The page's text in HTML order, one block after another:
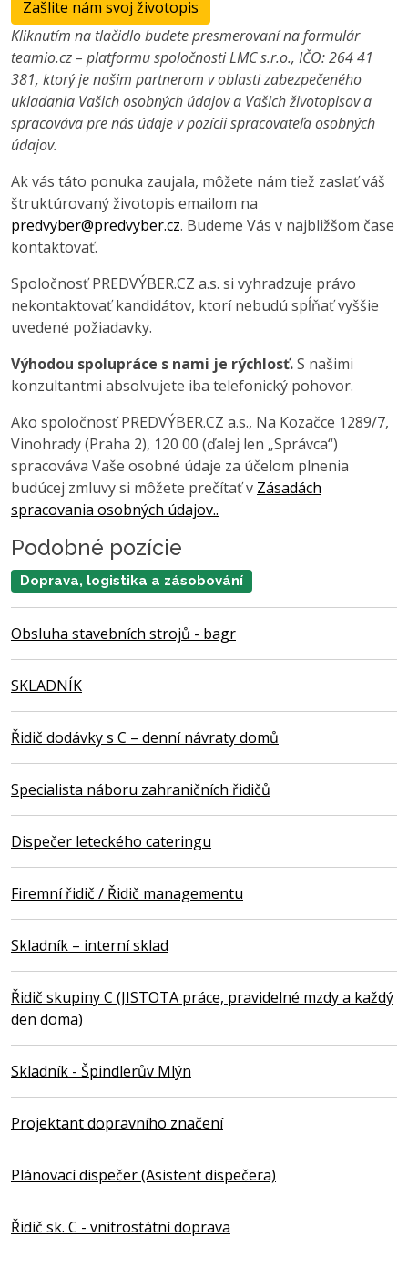
Zašlite nám svoj životopis
Kliknutím na tlačidlo budete presmerovaní na formulár
teamio.cz – platformu spoločnosti LMC s.r.o., IČO: 264 41
381, ktorý je našim partnerom v oblasti zabezpečeného
ukladania Vašich osobných údajov a Vašich životopisov a
spracováva pre nás údaje v pozícii spracovateľa osobných
údajov.
Ak vás táto ponuka zaujala, môžete nám tiež zaslať váš
štruktúrovaný životopis emailom na
predvyber@predvyber.cz. Budeme Vás v najbližšom čase
kontaktovať.
Spoločnosť PREDVÝBER.CZ a.s. si vyhradzuje právo
nekontaktovať kandidátov, ktorí nebudú spĺňať vyššie
uvedené požiadavky.
Výhodou spolupráce s nami je rýchlosť.S našimi
konzultantmi absolvujete iba telefonický pohovor.
Ako spoločnosť PREDVÝBER.CZ a.s., Na Kozačce 1289/7,
Vinohrady (Praha 2), 120 00 (ďalej len „Správca“)
spracováva Vaše osobné údaje za účelom plnenia
budúcej zmluvy si môžete prečítať v Zásadách
spracovania osobných údajov..
Podobné pozície
Doprava, logistika a zásobování
Obsluha stavebních strojů - bagr
SKLADNÍK
Řidič dodávky s C – denní návraty domů
Specialista náboru zahraničních řidičů
Dispečer leteckého cateringu
Firemní řidič / Řidič managementu
Skladník – interní sklad
Řidič skupiny C (JISTOTA práce, pravidelné mzdy a každý
den doma)
Skladník - Špindlerův Mlýn
Projektant dopravního značení
Plánovací dispečer (Asistent dispečera)
Řidič sk. C - vnitrostátní doprava